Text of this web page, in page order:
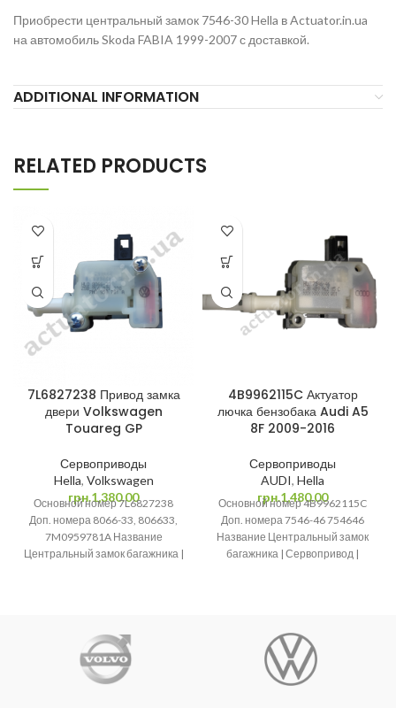
Приобрести центральный замок 7546-30 Hella в Actuator.in.ua
на автомобиль Skoda FABIA 1999-2007 с доставкой.
ADDITIONAL INFORMATION
RELATED PRODUCTS
7L6827238 Привод замка
двери Volkswagen
Touareg GP
Сервоприводы
Hella, Volkswagen
грн.1,380.00
Основной номер 7L6827238
Доп. номера 8066-33, 806633,
7M0959781A Название
Центральный замок багажника |
4B9962115C Актуатор
лючка бензобака Audi A5
8F 2009-2016
Сервоприводы
AUDI, Hella
грн.1,480.00
Основной номер 4B9962115C
Доп. номера 7546-46 754646
Название Центральный замок
багажника | Сервопривод |